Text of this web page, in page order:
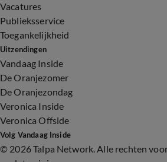
Vacatures
Publieksservice
Toegankelijkheid
Uitzendingen
Vandaag Inside
De Oranjezomer
De Oranjezondag
Veronica Inside
Veronica Offside
Volg Vandaag Inside
© 2026 Talpa Network. Alle rechten